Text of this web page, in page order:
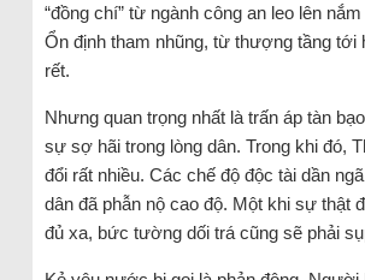
“đồng chí” từ ngành công an leo lên
Ổn định tham nhũng, từ thượng tầng tới
rết.
Nhưng quan trọng nhất là trấn áp tàn
sự sợ hãi trong lòng dân. Trong khi đó,
đổi rất nhiều. Các chế độ độc tài dần
dân đã phẫn nộ cao độ. Một khi sự thật
đủ xa, bức tường dối trá cũng sẽ phải